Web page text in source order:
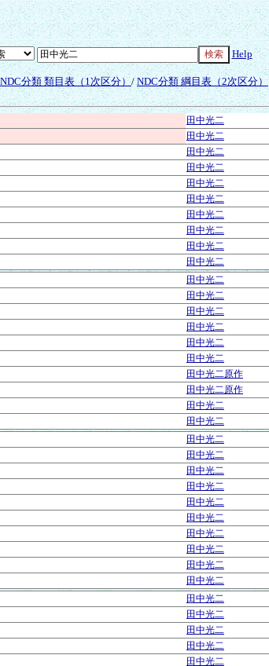
Help
NDC分類 類目表（1次区分）/NDC分類 綱目表（2次区分）
田中光二
田中光二
田中光二
田中光二
田中光二
田中光二
田中光二
田中光二
田中光二
田中光二
田中光二
田中光二
田中光二
田中光二
田中光二
田中光二
田中光二原作
田中光二原作
田中光二
田中光二
田中光二
田中光二
田中光二
田中光二
田中光二
田中光二
田中光二
田中光二
田中光二
田中光二
田中光二
田中光二
田中光二
田中光二
田中光二